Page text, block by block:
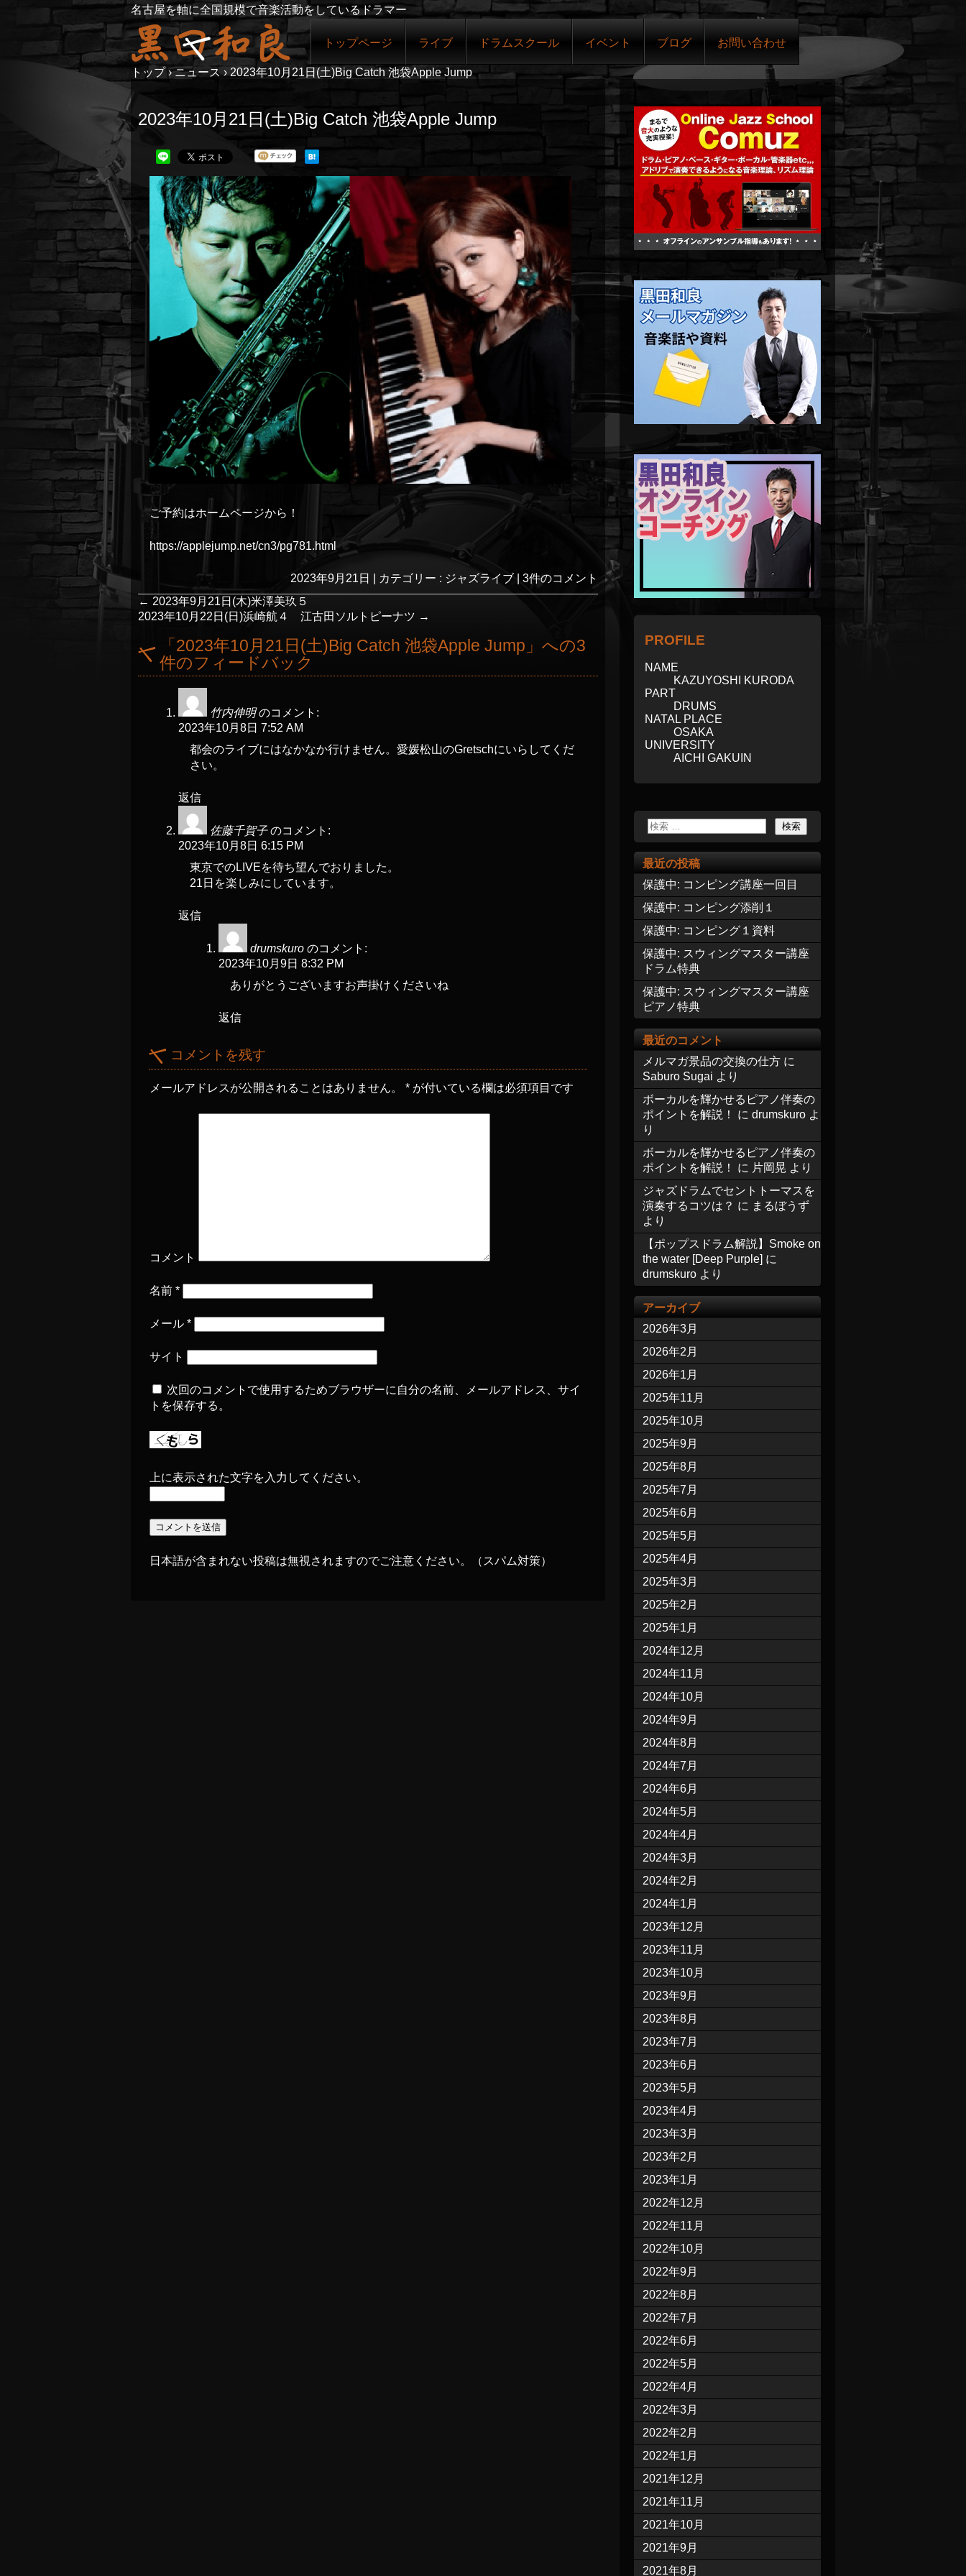
名古屋を軸に全国規模で音楽活動をしているドラマー
トップページ ライブ ドラムスクール イベント ブログ お問い合わせ
トップ › ニュース › 2023年10月21日(土)Big Catch 池袋Apple Jump
2023年10月21日(土)Big Catch 池袋Apple Jump
ご予約はホームページから！
https://applejump.net/cn3/pg781.html
2023年9月21日 カテゴリー : ジャズライブ
3件のコメント
← 2023年9月21日(木)米澤美玖５
2023年10月22日(日)浜崎航４ 江古田ソルトピーナツ →
「2023年10月21日(土)Big Catch 池袋Apple Jump 」への3
件のフィードバック
竹内伸明 のコメント:
2023年10月8日 7:52 AM
都会のライブにはなかなか行けません。愛媛松山のGretschにいらしてくだ
さい。
返信
佐藤千賀子 のコメント:
2023年10月8日 6:15 PM
東京でのLIVEを待ち望んでおりました。
21日を楽しみにしています。
返信
drumskuro のコメント:
2023年10月9日 8:32 PM
ありがとうございますお声掛けくださいね
返信
コメントを残す
メールアドレスが公開されることはありません。 * が付いている欄は必須項目です
コメント
名前 *
メール *
サイト
次回のコメントで使用するためブラウザーに自分の名前、メールアドレス、サイ
トを保存する。
上に表示された文字を入力してください。
日本語が含まれない投稿は無視されますのでご注意ください。（スパム対策）
PROFILE
NAME
KAZUYOSHI KURODA
PART
DRUMS
NATAL PLACE
OSAKA
UNIVERSITY
AICHI GAKUIN
最近の投稿
保護中: コンピング講座一回目
保護中: コンピング添削１
保護中: コンピング１資料
保護中: スウィングマスター講座
ドラム特典
保護中: スウィングマスター講座
ピアノ特典
最近のコメント
メルマガ景品の交換の仕方 に
Saburo Sugai より
ボーカルを輝かせるピアノ伴奏の
ポイントを解説！
に drumskuro よ
り
ボーカルを輝かせるピアノ伴奏の
ポイントを解説！
に 片岡晃 より
ジャズドラムでセントトーマスを
演奏するコツは？ に まるぼうず
より
【ポップスドラム解説】Smoke on
the water [Deep Purple] に
drumskuro より
アーカイブ
2026年3月
2026年2月
2026年1月
2025年11月
2025年10月
2025年9月
2025年8月
2025年7月
2025年6月
2025年5月
2025年4月
2025年3月
2025年2月
2025年1月
2024年12月
2024年11月
2024年10月
2024年9月
2024年8月
2024年7月
2024年6月
2024年5月
2024年4月
2024年3月
2024年2月
2024年1月
2023年12月
2023年11月
2023年10月
2023年9月
2023年8月
2023年7月
2023年6月
2023年5月
2023年4月
2023年3月
2023年2月
2023年1月
2022年12月
2022年11月
2022年10月
2022年9月
2022年8月
2022年7月
2022年6月
2022年5月
2022年4月
2022年3月
2022年2月
2022年1月
2021年12月
2021年11月
2021年10月
2021年9月
2021年8月